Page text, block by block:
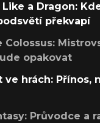
Like a Dragon:
překvapí
Colossus:
opakovat
ve hrách: Přínos,
Průvodce a